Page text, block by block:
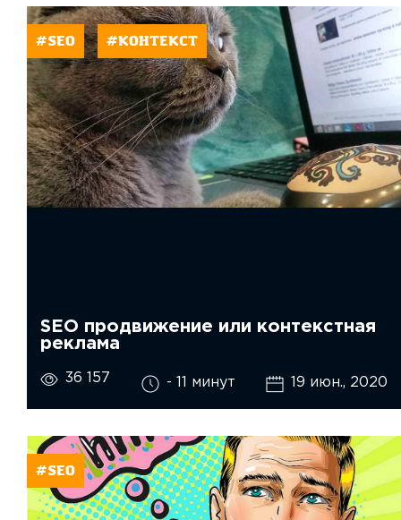
#SEO #КОНТЕКСТ
SEO продвижение или контекстная
реклама
36 157 - 11 минут 19 июн., 2020
#SEO